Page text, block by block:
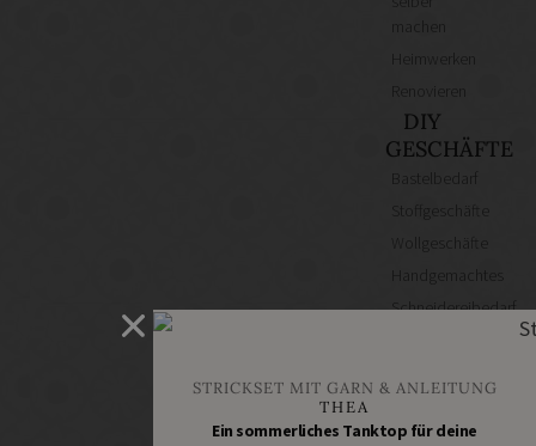
Heimwerken
DIY
GESCHÄFTE
Bastelbedarf
Stoffgeschäfte
Wollgeschäfte
Handgemachtes
Schneidereibedarf
Handarbeitszubehör
Online
Shops
STRICKSET MIT GARN & ANLEITUNG
THEA
Ein sommerliches Tanktop für deine